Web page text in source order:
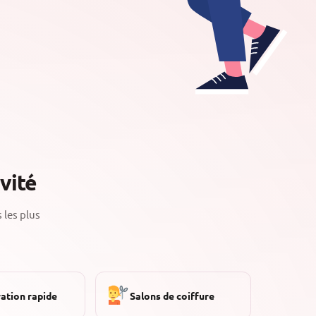
les plus
rapide Salons de coiffure